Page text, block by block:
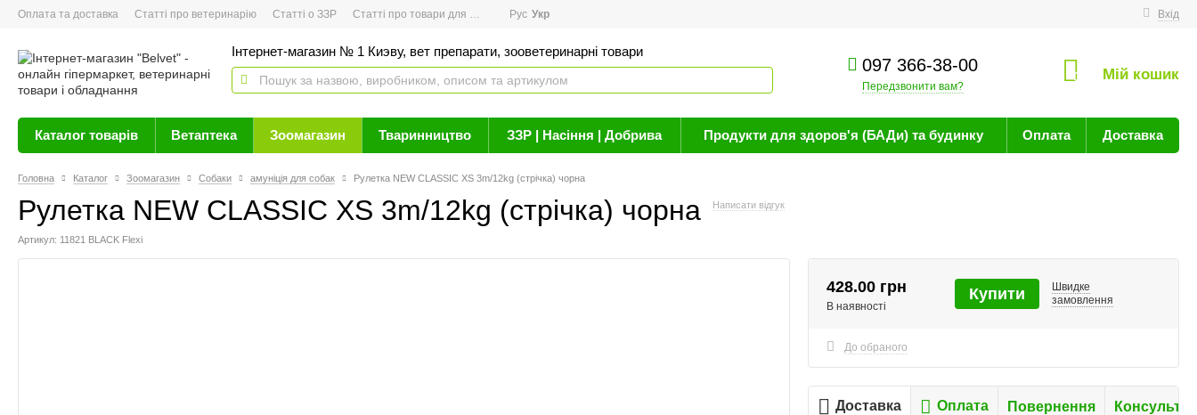
Оплата та доставка Статті про ветеринарію Статті о ЗЗР Статті про товари для здоров'я Новини Вхід
Рус Укр
Інтернет-магазин № 1 Киэву, вет препарати, зооветеринарні товари
097 366-38-00
Передзвонити вам?
0 Мій кошик
Каталог товарів Ветаптека Зоомагазин Тваринництво ЗЗР | Насіння | Добрива Продукти для здоров'я (БАДи) та будинку Оплата Доставка
Головна Каталог Зоомагазин Собаки амуніція для собак Рулетка NEW CLASSIC XS 3m/12kg (стрічка) чорна
Рулетка NEW CLASSIC XS 3m/12kg (стрічка) чорна Написати відгук
Артикул: 11821 BLACK Flexi
428.00 грн
В наявності
Купити
Швидке
замовлення
До обраного
Доставка Оплата Повернення